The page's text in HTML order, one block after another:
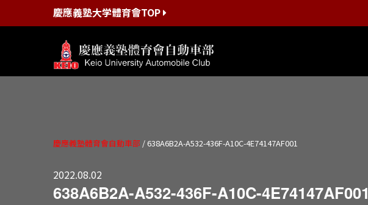
慶應義塾大学體育會TOP
慶應義塾體育會自動車部 /638A6B2A-A532-436F-A10C-4E74147AF001
2022.08.02
638A6B2A-A532-436F-A10C-4E74147AF001